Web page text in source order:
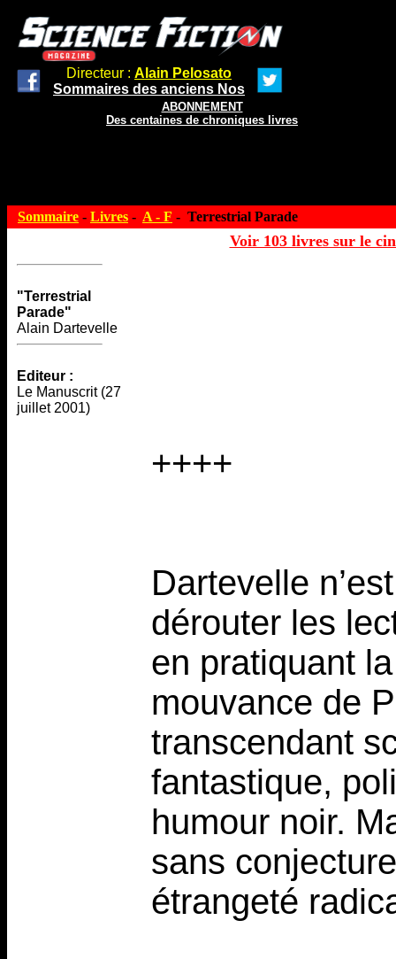
Directeur : Alain Pelosato
Sommaires des anciens Nos
ABONNEMENT
Des centaines de chroniques livres
Sommaire - Livres - A - F - Terrestrial Parade
Voir 103 livres sur le
"Terrestrial
Parade"
Alain Dartevelle
Editeur :
Le Manuscrit (27
juillet 2001)
++++
Dartevelle
dérouter les
en pratiquant
mouvance de
transcendant
fantastique,
humour noir.
sans
étrangeté